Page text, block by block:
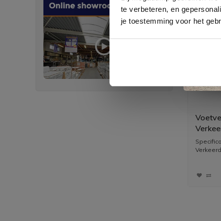
te verbeteren, en
je toestemming voor het
Regel